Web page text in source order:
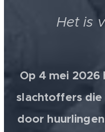
Het is
Op 4 mei 2026
slachtoffers
door